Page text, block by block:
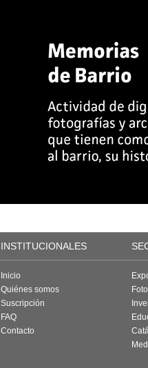
INSTITUCIONALES
Inicio
Quiénes somos
Suscripción
FAQ
Contacto